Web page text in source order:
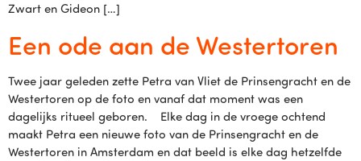
Zwart en Gideon […]
Een ode aan de Westertoren
Twee jaar geleden zette Petra van Vliet de Prinsengracht en de
Westertoren op de foto en vanaf dat moment was een
dagelijks ritueel geboren. Elke dag in de vroege ochtend
maakt Petra een nieuwe foto van de Prinsengracht en de
Westertoren in Amsterdam en dat beeld is elke dag hetzelfde